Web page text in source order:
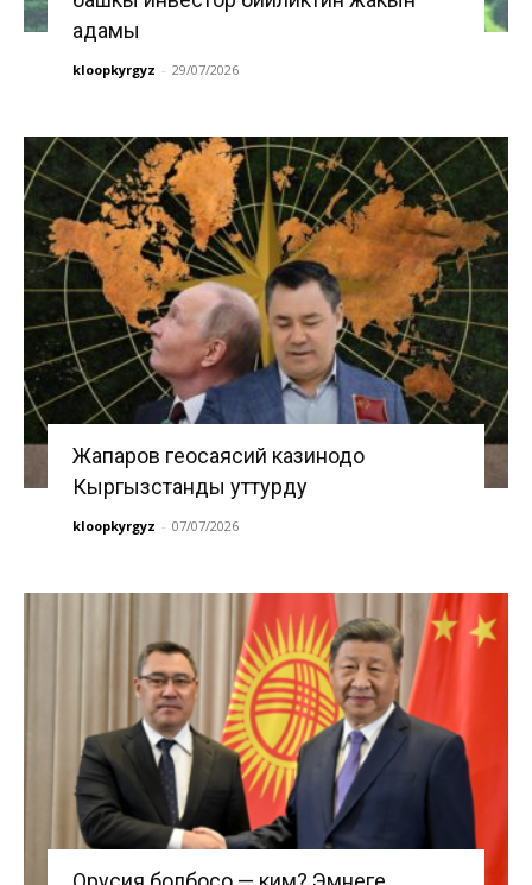
адамы
kloopkyrgyz - 29/07/2026
Жапаров геосаясий казинодо
Кыргызстанды уттурду
kloopkyrgyz - 07/07/2026